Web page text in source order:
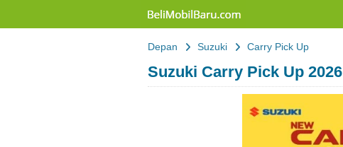
Depan Suzuki Carry Pick Up
Suzuki Carry Pick Up 2026